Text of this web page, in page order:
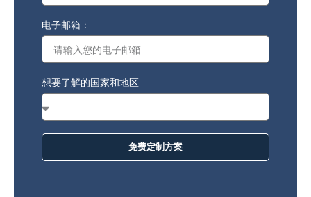
电子邮箱：
想要了解的国家和地区
免费定制方案